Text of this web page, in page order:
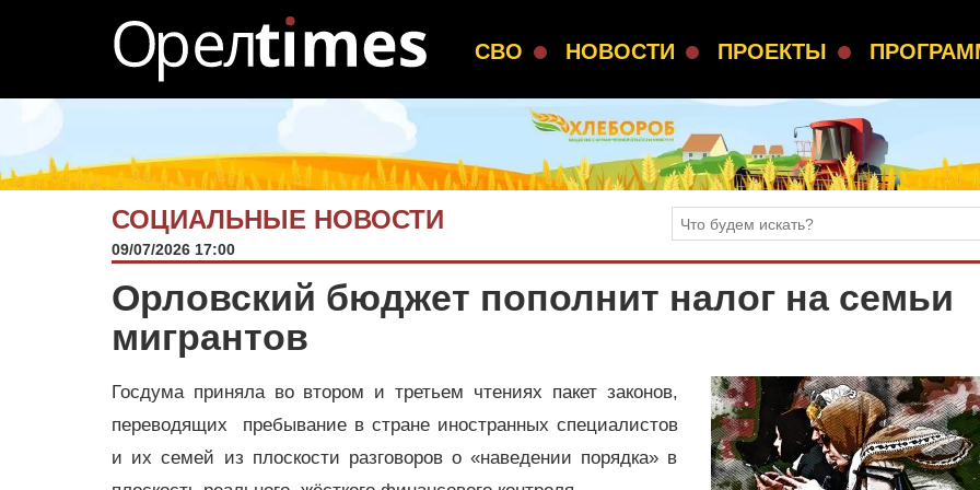
СВО НОВОСТИ ПРОЕКТЫ
СОЦИАЛЬНЫЕ НОВОСТИ
09/07/2026 17:00
Орловский бюджет пополнит налог на семьи
мигрантов
Госдума приняла во втором и третьем чтениях пакет законов,
переводящих пребывание в стране иностранных специалистов
и их семей из плоскости разговоров о «наведении порядка» в